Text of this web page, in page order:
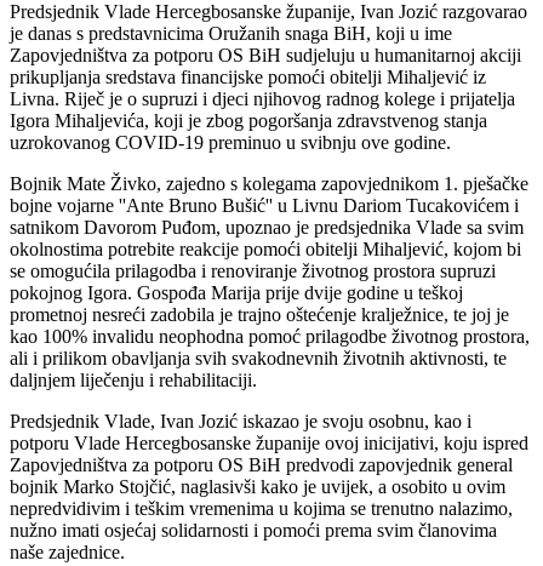
Predsjednik Vlade Hercegbosanske županije, Ivan Jozić razgovarao
je danas s predstavnicima Oružanih snaga BiH, koji u ime
Zapovjedništva za potporu OS BiH sudjeluju u humanitarnoj akciji
prikupljanja sredstava financijske pomoći obitelji Mihaljević iz
Livna. Riječ je o supruzi i djeci njihovog radnog kolege i prijatelja
Igora Mihaljevića, koji je zbog pogoršanja zdravstvenog stanja
uzrokovanog COVID-19 preminuo u svibnju ove godine.
Bojnik Mate Živko, zajedno s kolegama zapovjednikom 1. pješačke
bojne vojarne ''Ante Bruno Bušić'' u Livnu Dariom Tucakovićem i
satnikom Davorom Puđom, upoznao je predsjednika Vlade sa svim
okolnostima potrebite reakcije pomoći obitelji Mihaljević, kojom bi
se omogućila prilagodba i renoviranje životnog prostora supruzi
pokojnog Igora. Gospođa Marija prije dvije godine u teškoj
prometnoj nesreći zadobila je trajno oštećenje kralježnice, te joj je
kao 100% invalidu neophodna pomoć prilagodbe životnog prostora,
ali i prilikom obavljanja svih svakodnevnih životnih aktivnosti, te
daljnjem liječenju i rehabilitaciji.
Predsjednik Vlade, Ivan Jozić iskazao je svoju osobnu, kao i
potporu Vlade Hercegbosanske županije ovoj inicijativi, koju ispred
Zapovjedništva za potporu OS BiH predvodi zapovjednik general
bojnik Marko Stojčić, naglasivši kako je uvijek, a osobito u ovim
nepredvidivim i teškim vremenima u kojima se trenutno nalazimo,
nužno imati osjećaj solidarnosti i pomoći prema svim članovima
naše zajednice.